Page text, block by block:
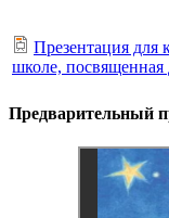
Презентация для
школе,
Предварительный